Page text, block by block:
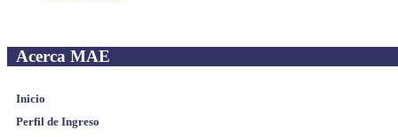
Acerca MAE
Inicio
Perfil de Ingreso